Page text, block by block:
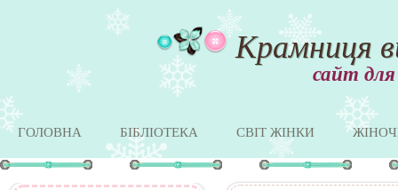
Крамниця
сайт
ГОЛОВНА БІБЛІОТЕКА СВІТ ЖІНКИ